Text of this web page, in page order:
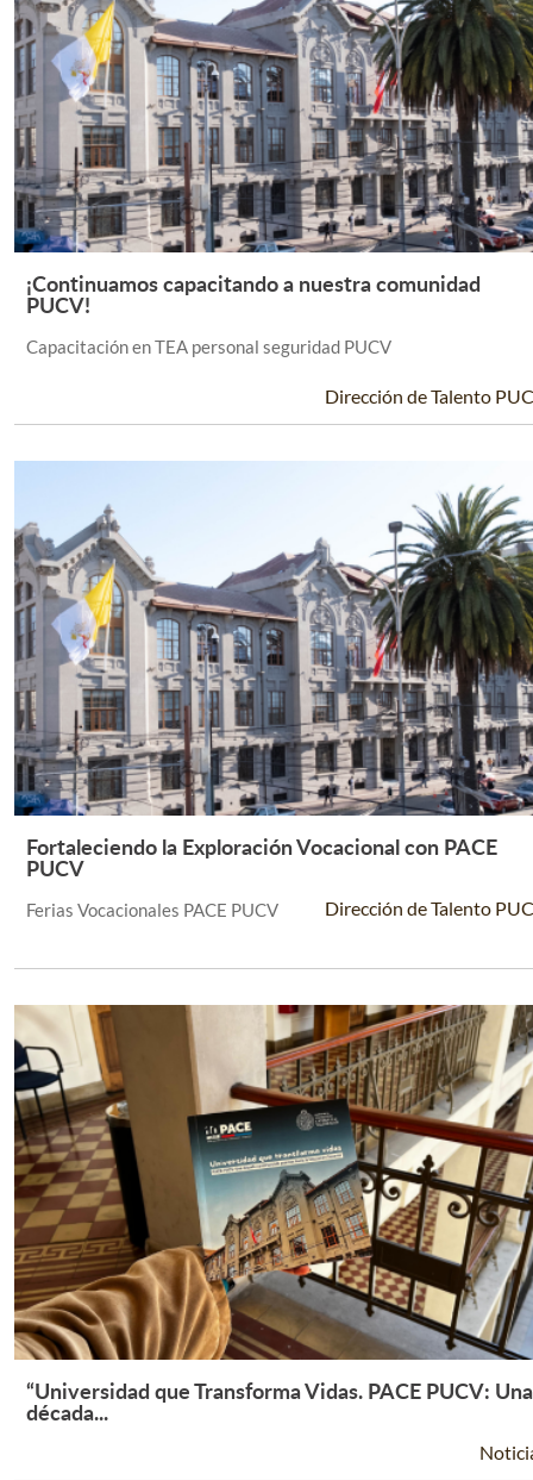
Leer Más +
¡Continuamos capacitando a nuestra comunidad
PUCV!
Capacitación en TEA personal seguridad PUCV
Dirección de Talento
Leer Más +
Fortaleciendo la Exploración Vocacional con PACE
PUCV
Ferias Vocacionales PACE PUCV Dirección de Talento
Leer Más +
“Universidad que Transforma Vidas. PACE PUCV: Una
década...